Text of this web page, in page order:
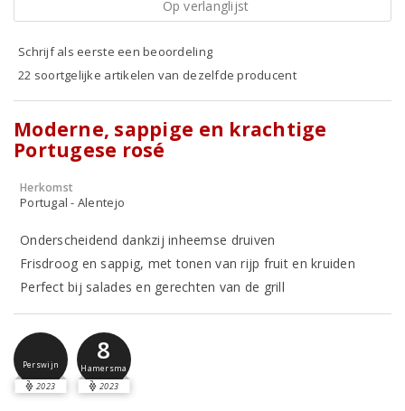
Op verlanglijst
Schrijf als eerste een beoordeling
22 soortgelijke artikelen van dezelfde producent
Moderne, sappige en krachtige
Portugese rosé
Herkomst
Portugal - Alentejo
Onderscheidend dankzij inheemse druiven
Frisdroog en sappig, met tonen van rijp fruit en kruiden
Perfect bij salades en gerechten van de grill
Perswijn
2023
8
Hamersma
2023